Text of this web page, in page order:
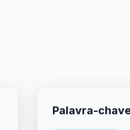
Palavra-